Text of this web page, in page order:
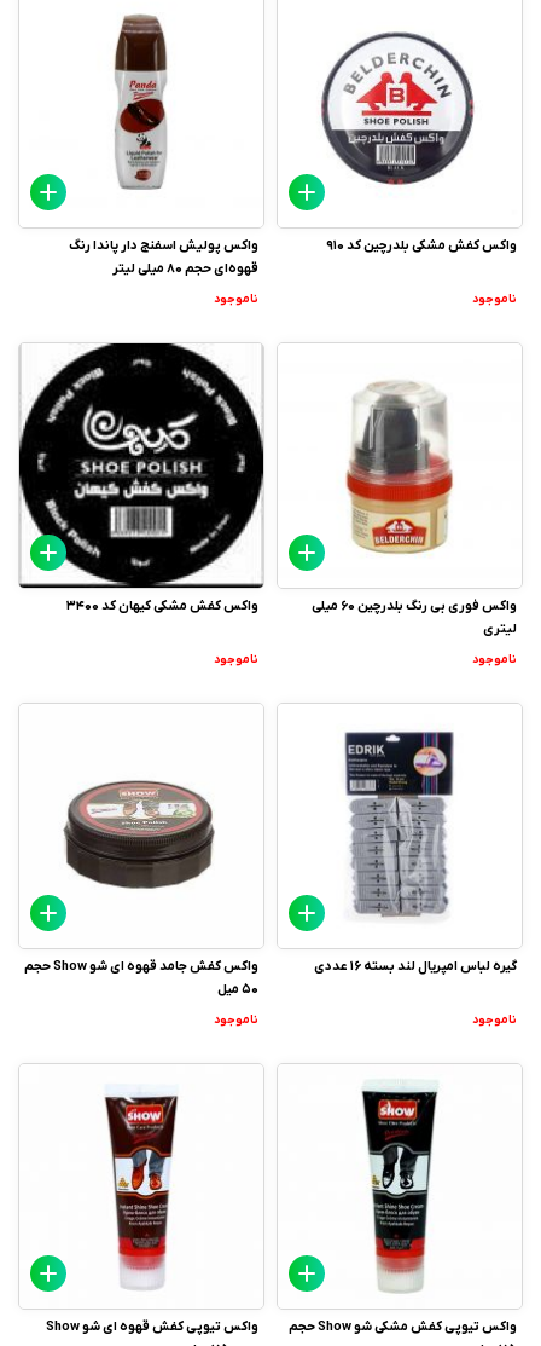
واکس کفش مشکی بلدرچین کد 910
ناموجود
واکس پولیش اسفنج دار پاندا رنگ
قهوه‌ای حجم 80 میلی لیتر
ناموجود
واکس فوری بی رنگ بلدرچین 60 میلی
لیتری
ناموجود
واکس کفش مشکی کیهان کد 3400
ناموجود
گیره لباس امپریال لند بسته 16 عددی
ناموجود
واکس کفش جامد قهوه ای شو Show حجم
50 میل
ناموجود
واکس تیوپی کفش مشکی شو Show حجم
واکس تیوپی کفش قهوه ای شو Show